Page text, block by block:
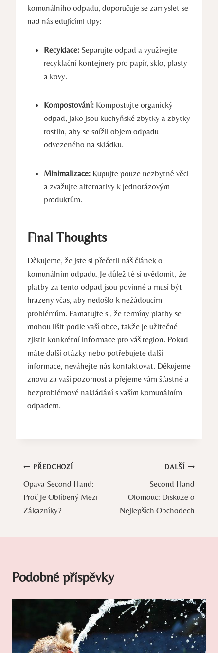
komunálního odpadu, doporučuje se zamyslet se
nad následujícími tipy:
Recyklace: Separujte odpad a využívejte
recyklační kontejnery pro papír, sklo, plasty
a kovy.
Kompostování: Kompostujte organický
odpad, jako jsou kuchyňské zbytky a zbytky
rostlin, aby se snížil objem odpadu
odvezeného na skládku.
Minimalizace: Kupujte pouze nezbytné věci
a zvažujte alternativy k jednorázovým
produktům.
Final Thoughts
Děkujeme, že jste si přečetli náš článek o
komunálním odpadu. Je důležité si uvědomit, že
platby za tento odpad jsou povinné a musí být
hrazeny včas, aby nedošlo k nežádoucím
problémům. Pamatujte si, že termíny platby se
mohou lišit podle vaší obce, takže je užitečné
zjistit konkrétní informace pro váš region. Pokud
máte další otázky nebo potřebujete další
informace, neváhejte nás kontaktovat. Děkujeme
znovu za vaši pozornost a přejeme vám šťastné a
bezproblémové nakládání s vaším komunálním
odpadem.
Navigace
pro
příspěvek
PŘEDCHOZÍ
Opava Second Hand:
Proč Je Oblíbený Mezi
Zákazníky?
DALŠÍ
Second Hand
Olomouc: Diskuze o
Nejlepších Obchodech
Podobné příspěvky